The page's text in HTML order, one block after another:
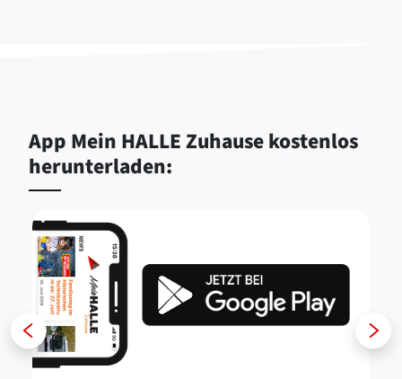
App Mein HALLE Zuhause kostenlos
herunterladen:
Zurück Weiter